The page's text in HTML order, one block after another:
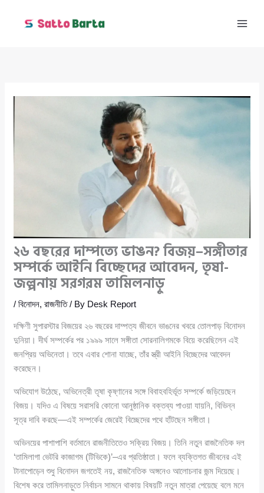
২৬ বছরের দাম্পত্যে ভাঙন? বিজয়–সঙ্গীতার
সম্পর্কে আইনি বিচ্ছেদের আবেদন, তৃষা-
জল্পনায় সরগরম তামিলনাড়ু
/বিনোদন,রাজনীতি/ By Desk Report
দক্ষিণী সুপারস্টার বিজয়ের ২৬ বছরের দাম্পত্য জীবনে ভাঙনের খবরে তোলপাড় বিনোদন
দুনিয়া। দীর্ঘ সম্পর্কের পর ১৯৯৯ সালে সঙ্গীতা সোরনালিগমকে বিয়ে করেছিলেন এই
জনপ্রিয় অভিনেতা। তবে এবার শোনা যাচ্ছে, তাঁর স্ত্রী আইনি বিচ্ছেদের আবেদন
করেছেন।
অভিযোগ উঠেছে, অভিনেত্রী তৃষা কৃষ্ণানের সঙ্গে বিবাহবহির্ভূত সম্পর্কে জড়িয়েছেন
বিজয়। যদিও এ বিষয়ে সরাসরি কোনো আনুষ্ঠানিক বক্তব্য পাওয়া যায়নি, বিভিন্ন
সূত্র দাবি করছে—এই সম্পর্কের জেরেই বিচ্ছেদের পথে হাঁটছেন সঙ্গীতা।
অভিনয়ের পাশাপাশি বর্তমানে রাজনীতিতেও সক্রিয় বিজয়। তিনি নতুন রাজনৈতিক দল
‘তামিলাগা ভেটরি কাজাগম (টিভিকে)’–এর প্রতিষ্ঠাতা। ফলে ব্যক্তিগত জীবনের এই
টানাপোড়েন শুধু বিনোদন জগতেই নয়, রাজনৈতিক অঙ্গনেও আলোচনার জন্ম দিয়েছে।
বিশেষ করে তামিলনাড়ুতে নির্বাচন সামনে থাকায় বিষয়টি নতুন মাত্রা পেয়েছে বলে মনে